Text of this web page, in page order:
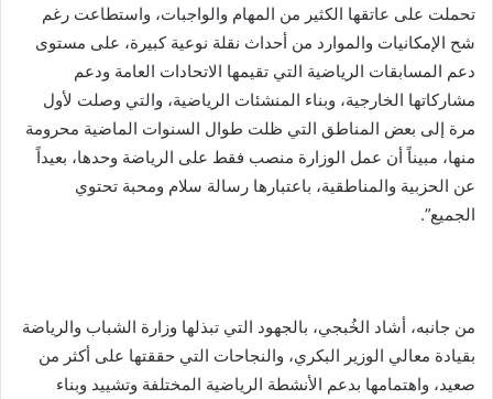
تحملت على عاتقها الكثير من المهام والواجبات، واستطاعت رغم
شح الإمكانيات والموارد من أحداث نقلة نوعية كبيرة، على مستوى
دعم المسابقات الرياضية التي تقيمها الاتحادات العامة ودعم
مشاركاتها الخارجية، وبناء المنشئات الرياضية، والتي وصلت لأول
مرة إلى بعض المناطق التي ظلت طوال السنوات الماضية محرومة
منها، مبيناً أن عمل الوزارة منصب فقط على الرياضة وحدها، بعيداً
عن الحزبية والمناطقية، باعتبارها رسالة سلام ومحبة تحتوي
الجميع”.
من جانبه، أشاد الخُبجي، بالجهود التي تبذلها وزارة الشباب والرياضة
بقيادة معالي الوزير البكري، والنجاحات التي حققتها على أكثر من
صعيد، واهتمامها بدعم الأنشطة الرياضية المختلفة وتشييد وبناء